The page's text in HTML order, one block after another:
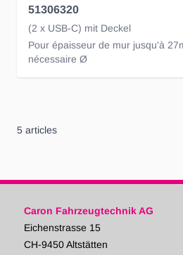
51306320
(2 x USB-C) mit Deckel
Pour épaisseur de mur jusqu'à
nécessaire Ø
5 articles
Caron Fahrzeugtechnik AG
Eichenstrasse 15
CH-9450 Altstätten